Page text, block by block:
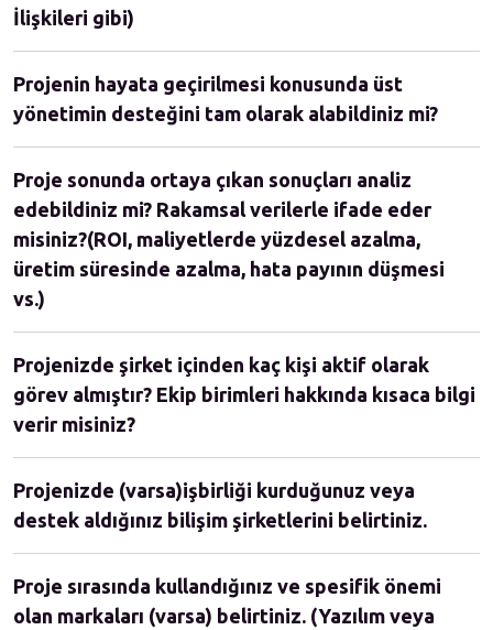
İlişkileri gibi)
Projenin hayata geçirilmesi konusunda üst
yönetimin desteğini tam olarak alabildiniz mi?
Proje sonunda ortaya çıkan sonuçları analiz
edebildiniz mi? Rakamsal verilerle ifade eder
misiniz?(ROI, maliyetlerde yüzdesel azalma,
üretim süresinde azalma, hata payının düşmesi
vs.)
Projenizde şirket içinden kaç kişi aktif olarak
görev almıştır? Ekip birimleri hakkında kısaca bilgi
verir misiniz?
Projenizde (varsa)işbirliği kurduğunuz veya
destek aldığınız bilişim şirketlerini belirtiniz.
Proje sırasında kullandığınız ve spesifik önemi
olan markaları (varsa) belirtiniz. (Yazılım veya